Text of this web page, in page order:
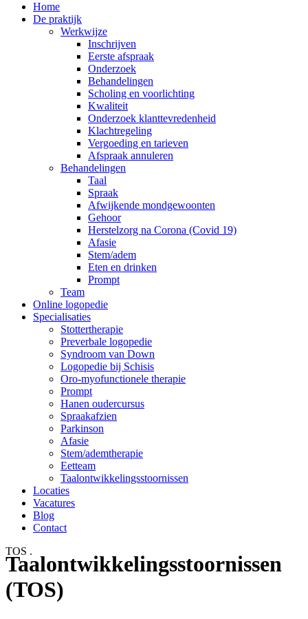
Home
De praktijk
Werkwijze
Inschrijven
Eerste afspraak
Onderzoek
Behandelingen
Scholing en voorlichting
Kwaliteit
Onderzoek klanttevredenheid
Klachtregeling
Vergoeding en tarieven
Afspraak annuleren
Behandelingen
Taal
Spraak
Afwijkende mondgewoonten
Gehoor
Herstelzorg na Corona (Covid 19)
Afasie
Stem/adem
Eten en drinken
Prompt
Team
Online logopedie
Specialisaties
Stottertherapie
Preverbale logopedie
Syndroom van Down
Logopedie bij Schisis
Oro-myofunctionele therapie
Prompt
Hanen oudercursus
Spraakafzien
Parkinson
Afasie
Stem/ademtherapie
Eetteam
Taalontwikkelingsstoornissen
Locaties
Vacatures
Blog
Contact
TOS .
Taalontwikkelingsstoornissen
(TOS)